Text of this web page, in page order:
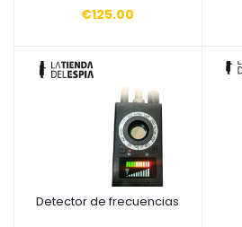
€125.00
Añadir a la cesta
Detector de frecuencias